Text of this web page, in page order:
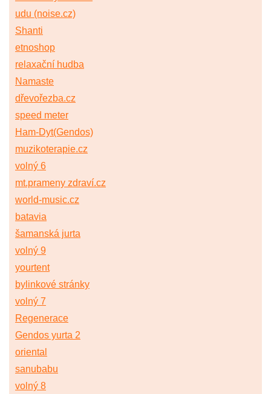
udu (noise.cz)
Shanti
etnoshop
relaxační hudba
Namaste
dřevořezba.cz
speed meter
Ham-Dyt(Gendos)
muzikoterapie.cz
volný 6
mt.prameny zdraví.cz
world-music.cz
batavia
šamanská jurta
volný 9
yourtent
bylinkové stránky
volný 7
Regenerace
Gendos yurta 2
oriental
sanubabu
volný 8